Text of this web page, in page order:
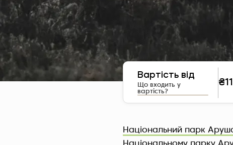
Вартість від
Що входить у
вартість?
Національний парк